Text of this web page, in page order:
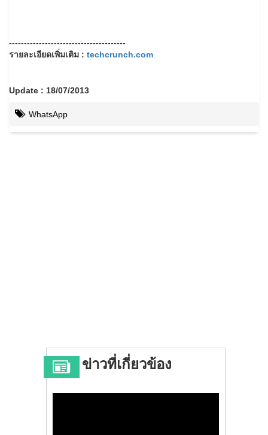
---------------------------------------
รายละเอียดเพิ่มเติม : techcrunch.com
Update : 18/07/2013
WhatsApp
ข่าวที่เกี่ยวข้อง